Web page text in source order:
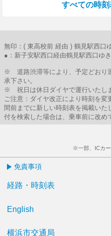
すべての時
無印：( 東高校前 経由 ) 鶴見駅西口
●：新子安駅西口経由鶴見駅西口ゆき
※ 道路渋滞等により、予定どおり
承下さい。
※ 祝日は休日ダイヤで運行いたし
ご注意：ダイヤ改正により時刻を変
間前までに新しい時刻表を掲載いた
付を検索した場合は、乗車前に改め
※一部、ICカー
免責事項
経路・時刻表
English
横浜市交通局